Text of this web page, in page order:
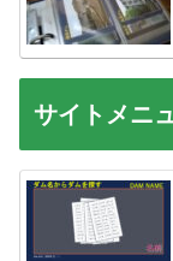
サイトメニ